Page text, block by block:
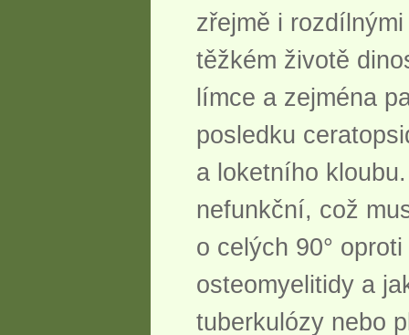
zřejmě i
těžkém životě
límce a zejména
posledku
a loketního
nefunkční, což
o celých 90°
osteomyelitidy a
tuberkulózy nebo